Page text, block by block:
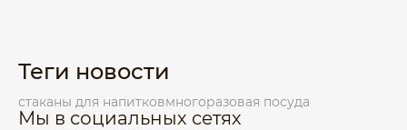
Теги новости
стаканы для напитковмногоразовая посуда
Мы в социальных сетях